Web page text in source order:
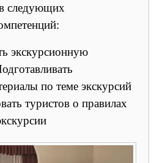
следующих
экскурсионную
по теме экскурсий
туристов о правилах